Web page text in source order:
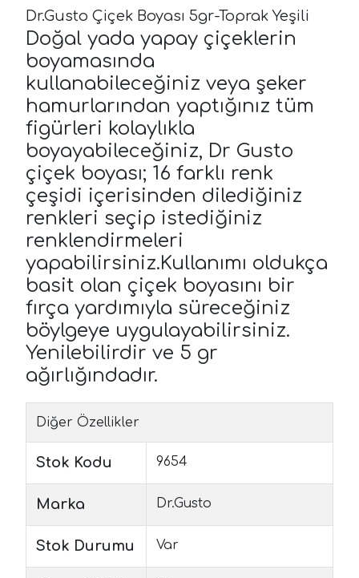
Dr.Gusto Çiçek Boyası 5gr-Toprak Yeşili
Doğal yada yapay çiçeklerin
boyamasında
kullanabileceğiniz veya şeker
hamurlarından yaptığınız tüm
figürleri kolaylıkla
boyayabileceğiniz, Dr Gusto
çiçek boyası; 16 farklı renk
çeşidi içerisinden dilediğiniz
renkleri seçip istediğiniz
renklendirmeleri
yapabilirsiniz.Kullanımı oldukça
basit olan çiçek boyasını bir
fırça yardımıyla süreceğiniz
böylgeye uygulayabilirsiniz.
Yenilebilirdir ve 5 gr
ağırlığındadır.
Diğer Özellikler
Stok Kodu 9654
Marka Dr.Gusto
Stok Durumu Var